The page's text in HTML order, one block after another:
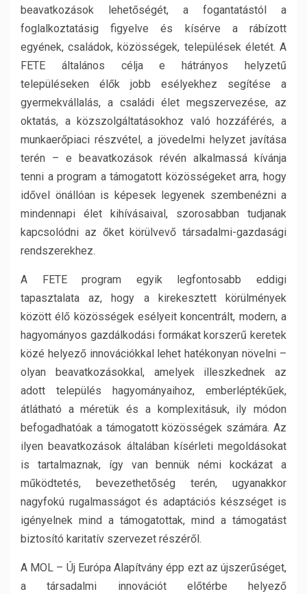
beavatkozások lehetőségét, a fogantatástól a
foglalkoztatásig figyelve és kísérve a rábízott
egyének, családok, közösségek, települések életét. A
FETE általános célja e hátrányos helyzetű
településeken élők jobb esélyekhez segítése a
gyermekvállalás, a családi élet megszervezése, az
oktatás, a közszolgáltatásokhoz való hozzáférés, a
munkaerőpiaci részvétel, a jövedelmi helyzet javítása
terén – e beavatkozások révén alkalmassá kívánja
tenni a program a támogatott közösségeket arra, hogy
idővel önállóan is képesek legyenek szembenézni a
mindennapi élet kihívásaival, szorosabban tudjanak
kapcsolódni az őket körülvevő társadalmi-gazdasági
rendszerekhez.
A FETE program egyik legfontosabb eddigi
tapasztalata az, hogy a kirekesztett körülmények
között élő közösségek esélyeit koncentrált, modern, a
hagyományos gazdálkodási formákat korszerű keretek
közé helyező innovációkkal lehet hatékonyan növelni –
olyan beavatkozásokkal, amelyek illeszkednek az
adott település hagyományaihoz, emberléptékűek,
átlátható a méretük és a komplexitásuk, ily módon
befogadhatóak a támogatott közösségek számára. Az
ilyen beavatkozások általában kísérleti megoldásokat
is tartalmaznak, így van bennük némi kockázat a
működtetés, bevezethetőség terén, ugyanakkor
nagyfokú rugalmasságot és adaptációs készséget is
igényelnek mind a támogatottak, mind a támogatást
biztosító karitatív szervezet részéről.
A MOL – Új Európa Alapítvány épp ezt az újszerűséget,
a társadalmi innovációt előtérbe helyező